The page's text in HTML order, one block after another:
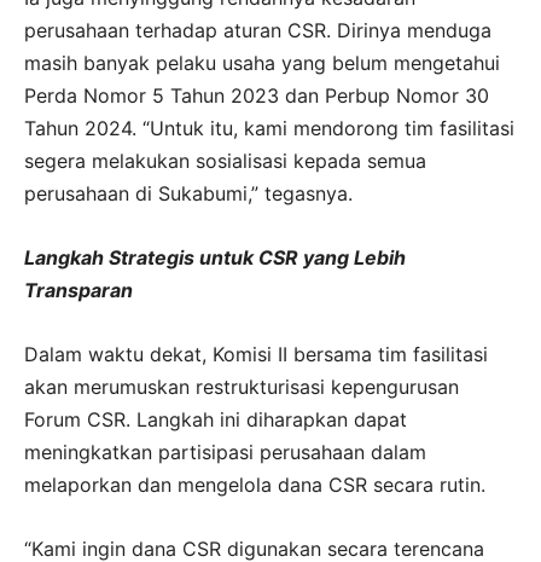
perusahaan terhadap aturan CSR. Dirinya menduga
masih banyak pelaku usaha yang belum mengetahui
Perda Nomor 5 Tahun 2023 dan Perbup Nomor 30
Tahun 2024. “Untuk itu, kami mendorong tim fasilitasi
segera melakukan sosialisasi kepada semua
perusahaan di Sukabumi,” tegasnya.
Langkah Strategis untuk CSR yang Lebih
Transparan
Dalam waktu dekat, Komisi II bersama tim fasilitasi
akan merumuskan restrukturisasi kepengurusan
Forum CSR. Langkah ini diharapkan dapat
meningkatkan partisipasi perusahaan dalam
melaporkan dan mengelola dana CSR secara rutin.
“Kami ingin dana CSR digunakan secara terencana